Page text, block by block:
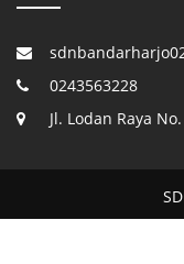
0243563228
Jl. Lodan Raya